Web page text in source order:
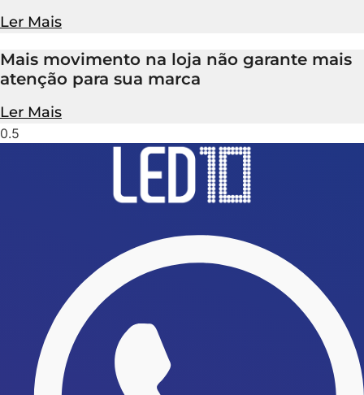
Ler Mais
Mais movimento na loja não garante mais
atenção para sua marca
Ler Mais